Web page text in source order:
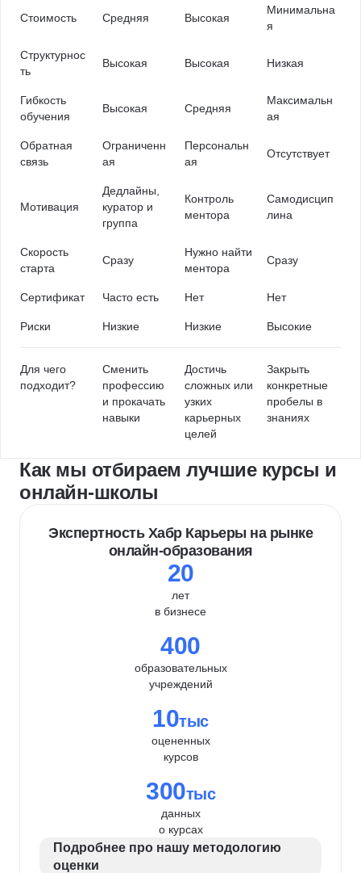
Стоимость Средняя Высокая
Минимальна
я
Структурнос
ть
Высокая Высокая Низкая
Гибкость
обучения
Высокая Средняя
Максимальн
ая
Обратная
связь
Ограниченн
ая
Персональн
ая
Отсутствует
Мотивация
Дедлайны,
куратор и
группа
Контроль
ментора
Самодисцип
лина
Скорость
старта
Сразу
Нужно найти
ментора
Сразу
Сертификат Часто есть Нет Нет
Риски Низкие Низкие Высокие
Для чего
подходит?
Сменить
профессию
и прокачать
навыки
Достичь
сложных или
узких
карьерных
целей
Закрыть
конкретные
пробелы в
знаниях
Как мы отбираем лучшие курсы и
онлайн-школы
Экспертность Хабр Карьеры на рынке
онлайн-образования
20
лет
в бизнесе
400
образовательных
учреждений
10тыс
оцененных
курсов
300тыс
данных
о курсах
Подробнее про нашу методологию
оценки